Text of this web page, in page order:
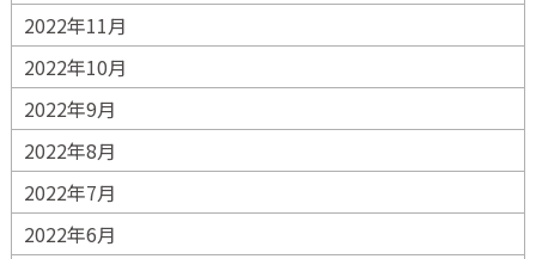
2022年11月
2022年10月
2022年9月
2022年8月
2022年7月
2022年6月